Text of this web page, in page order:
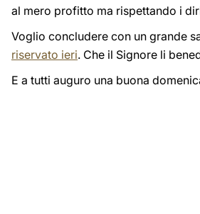
al mero profitto ma rispettando i
Voglio concludere con un grande
riservato ieri. Che il Signore li
E a tutti auguro una buona